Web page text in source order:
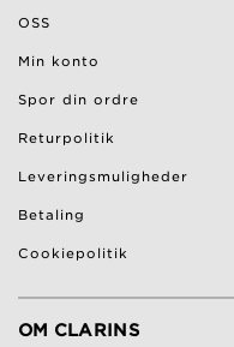
OSS
Min konto
Spor din ordre
Returpolitik
Leveringsmuligheder
Betaling
Cookiepolitik
OM CLARINS